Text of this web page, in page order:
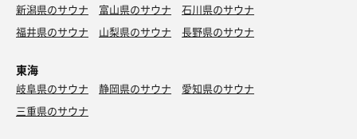
新潟県のサウナ 富山県のサウナ
石川県のサウナ
福井県のサウナ
山梨県のサウナ 長野県のサウナ
東海
岐阜県のサウナ 静岡県のサウナ
愛知県のサウナ
三重県のサウナ